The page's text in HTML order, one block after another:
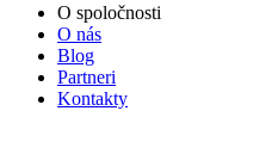
O spoločnosti
O nás
Blog
Partneri
Kontakty